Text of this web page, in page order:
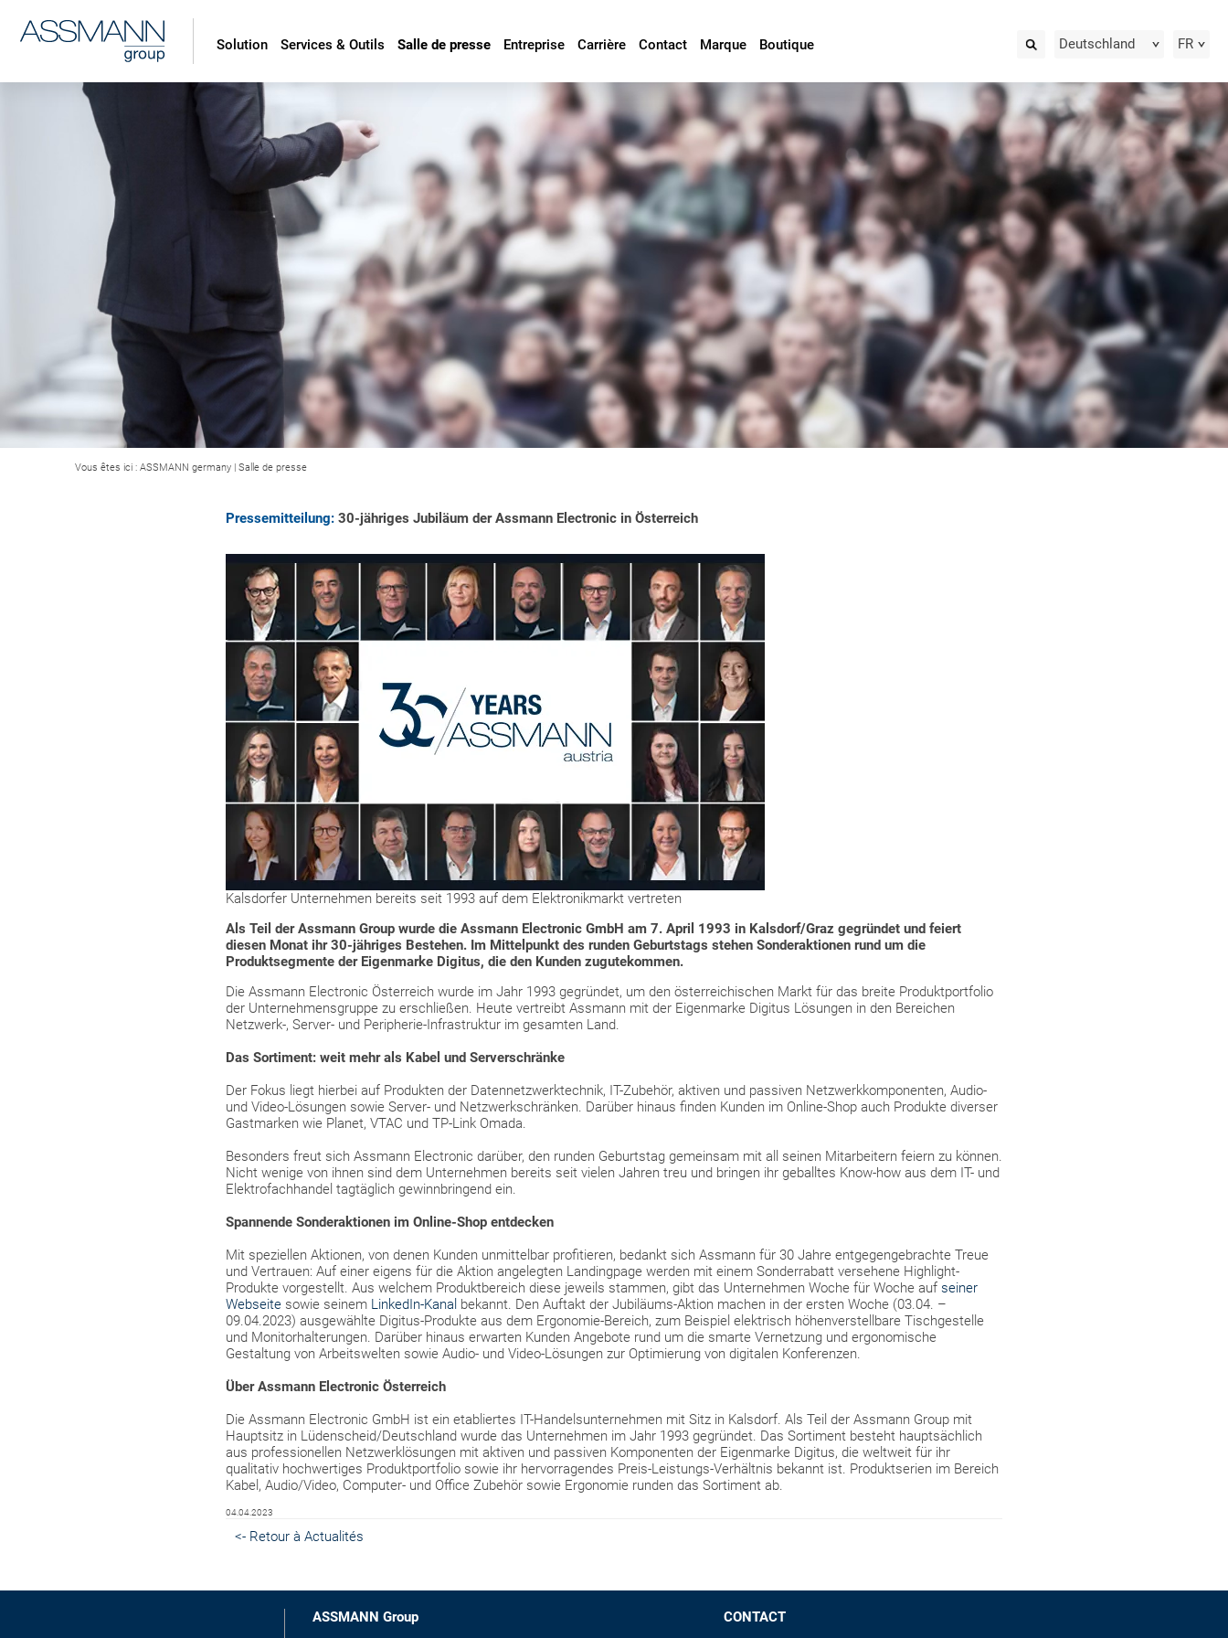
Deutschland FR
Solution Services & Outils Salle de presse Entreprise Carrière Contact Marque Boutique
Vous êtes ici : ASSMANN germany | Salle de presse
Pressemitteilung: 30-jähriges Jubiläum der Assmann Electronic in Österreich
Kalsdorfer Unternehmen bereits seit 1993 auf dem Elektronikmarkt vertreten
Als Teil der Assmann Group wurde die Assmann Electronic GmbH am 7. April 1993 in Kalsdorf/Graz gegründet und feiert
diesen Monat ihr 30-jähriges Bestehen. Im Mittelpunkt des runden Geburtstags stehen Sonderaktionen rund um die
Produktsegmente der Eigenmarke Digitus, die den Kunden zugutekommen.
Die Assmann Electronic Österreich wurde im Jahr 1993 gegründet, um den österreichischen Markt für das breite Produktportfolio
der Unternehmensgruppe zu erschließen. Heute vertreibt Assmann mit der Eigenmarke Digitus Lösungen in den Bereichen
Netzwerk-, Server- und Peripherie-Infrastruktur im gesamten Land.
Das Sortiment: weit mehr als Kabel und Serverschränke
Der Fokus liegt hierbei auf Produkten der Datennetzwerktechnik, IT-Zubehör, aktiven und passiven Netzwerkkomponenten, Audio-
und Video-Lösungen sowie Server- und Netzwerkschränken. Darüber hinaus finden Kunden im Online-Shop auch Produkte diverser
Gastmarken wie Planet, VTAC und TP-Link Omada.
Besonders freut sich Assmann Electronic darüber, den runden Geburtstag gemeinsam mit all seinen Mitarbeitern feiern zu können.
Nicht wenige von ihnen sind dem Unternehmen bereits seit vielen Jahren treu und bringen ihr geballtes Know-how aus dem IT- und
Elektrofachhandel tagtäglich gewinnbringend ein.
Spannende Sonderaktionen im Online-Shop entdecken
Mit speziellen Aktionen, von denen Kunden unmittelbar profitieren, bedankt sich Assmann für 30 Jahre entgegengebrachte Treue
und Vertrauen: Auf einer eigens für die Aktion angelegten Landingpage werden mit einem Sonderrabatt versehene Highlight-
Produkte vorgestellt. Aus welchem Produktbereich diese jeweils stammen, gibt das Unternehmen Woche für Woche auf seiner
Webseite sowie seinem LinkedIn-Kanal bekannt. Den Auftakt der Jubiläums-Aktion machen in der ersten Woche (03.04. –
09.04.2023) ausgewählte Digitus-Produkte aus dem Ergonomie-Bereich, zum Beispiel elektrisch höhenverstellbare Tischgestelle
und Monitorhalterungen. Darüber hinaus erwarten Kunden Angebote rund um die smarte Vernetzung und ergonomische
Gestaltung von Arbeitswelten sowie Audio- und Video-Lösungen zur Optimierung von digitalen Konferenzen.
Über Assmann Electronic Österreich
Die Assmann Electronic GmbH ist ein etabliertes IT-Handelsunternehmen mit Sitz in Kalsdorf. Als Teil der Assmann Group mit
Hauptsitz in Lüdenscheid/Deutschland wurde das Unternehmen im Jahr 1993 gegründet. Das Sortiment besteht hauptsächlich
aus professionellen Netzwerklösungen mit aktiven und passiven Komponenten der Eigenmarke Digitus, die weltweit für ihr
qualitativ hochwertiges Produktportfolio sowie ihr hervorragendes Preis-Leistungs-Verhältnis bekannt ist. Produktserien im Bereich
Kabel, Audio/Video, Computer- und Office Zubehör sowie Ergonomie runden das Sortiment ab.
04.04.2023
<- Retour à Actualités
ASSMANN Group CONTACT